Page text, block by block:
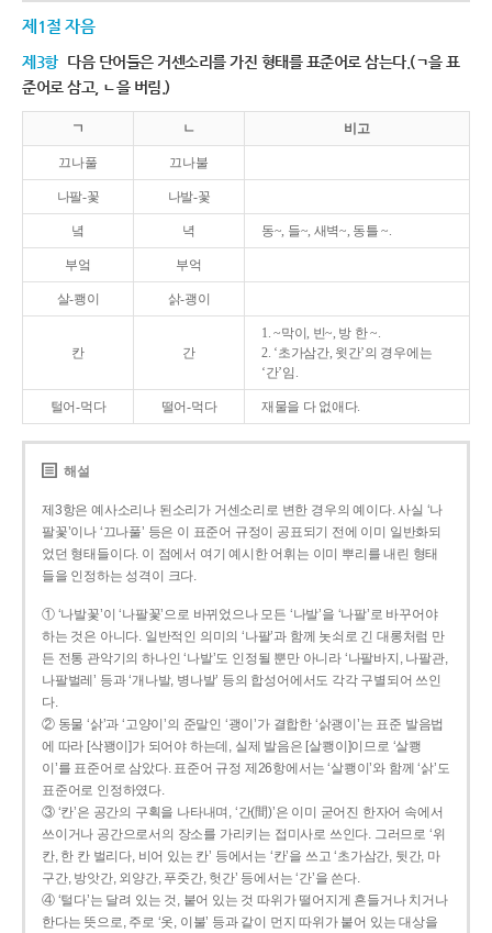
제1절 자음
제3항 다음 단어들은 거센소리를 가진 형태를 표준어로 삼는다.(ㄱ을 표
준어로 삼고, ㄴ을 버림.)
ㄱ ㄴ 비고
끄나풀 끄나불
나팔-꽃 나발-꽃
녘 녁 동~, 들~, 새벽~, 동틀 ~.
부엌 부억
살-쾡이 삵-괭이
칸 간
1. ~막이, 빈~, 방 한 ~.
2. ‘초가삼간, 윗간’의 경우에는
‘간’임.
털어-먹다 떨어-먹다 재물을 다 없애다.
해설
제3항은 예사소리나 된소리가 거센소리로 변한 경우의 예이다. 사실 ‘나
팔꽃’이나 ‘끄나풀’ 등은 이 표준어 규정이 공표되기 전에 이미 일반화되
었던 형태들이다. 이 점에서 여기 예시한 어휘는 이미 뿌리를 내린 형태
들을 인정하는 성격이 크다.
① ‘나발꽃’이 ‘나팔꽃’으로 바뀌었으나 모든 ‘나발’을 ‘나팔’로 바꾸어야
하는 것은 아니다. 일반적인 의미의 ‘나팔’과 함께 놋쇠로 긴 대롱처럼 만
든 전통 관악기의 하나인 ‘나발’도 인정될 뿐만 아니라 ‘나팔바지, 나팔관,
나팔벌레’ 등과 ‘개나발, 병나발’ 등의 합성어에서도 각각 구별되어 쓰인
다.
② 동물 ‘삵’과 ‘고양이’의 준말인 ‘괭이’가 결합한 ‘삵괭이’는 표준 발음법
에 따라 [삭꽹이]가 되어야 하는데, 실제 발음은 [살쾡이]이므로 ‘살쾡
이’를 표준어로 삼았다. 표준어 규정 제26항에서는 ‘살쾡이’와 함께 ‘삵’도
표준어로 인정하였다.
③ ‘칸’은 공간의 구획을 나타내며, ‘간(間)’은 이미 굳어진 한자어 속에서
쓰이거나 공간으로서의 장소를 가리키는 접미사로 쓰인다. 그러므로 ‘위
칸, 한 칸 벌리다, 비어 있는 칸’ 등에서는 ‘칸’을 쓰고 ‘초가삼간, 뒷간, 마
구간, 방앗간, 외양간, 푸줏간, 헛간’ 등에서는 ‘간’을 쓴다.
④ ‘털다’는 달려 있는 것, 붙어 있는 것 따위가 떨어지게 흔들거나 치거나
한다는 뜻으로, 주로 ‘옷, 이불’ 등과 같이 먼지 따위가 붙어 있는 대상을